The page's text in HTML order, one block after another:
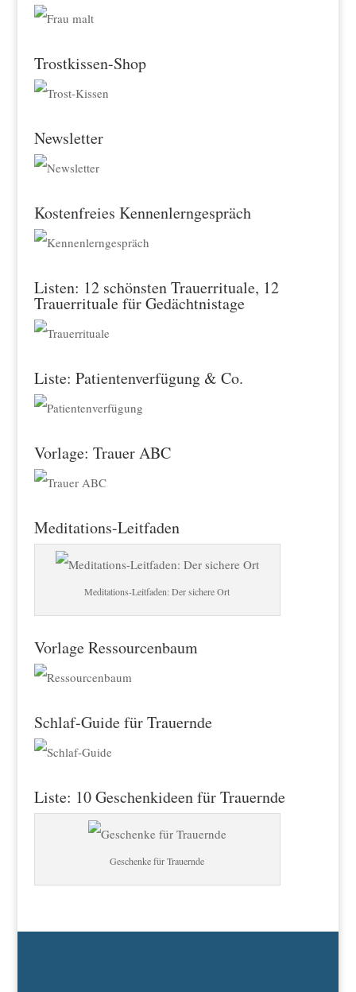
Trostkissen-Shop
Newsletter
Kostenfreies Kennenlerngespräch
Listen: 12 schönsten Trauerrituale, 12
Trauerrituale für Gedächtnistage
Liste: Patientenverfügung & Co.
Vorlage: Trauer ABC
Meditations-Leitfaden
Meditations-Leitfaden: Der sichere Ort
Vorlage Ressourcenbaum
Schlaf-Guide für Trauernde
Liste: 10 Geschenkideen für Trauernde
Geschenke für Trauernde